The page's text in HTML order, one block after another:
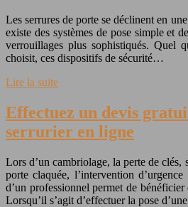
Les serrures de porte se déclinent en
existe des systèmes de pose simple et
verrouillages plus sophistiqués. Quel
choisit, ces dispositifs de sécurité…
Lire la suite
Effectuez un devis
serrurier en ligne
Lors d’un cambriolage, la perte de clés,
porte claquée, l’intervention
d’un professionnel permet de
Lorsqu’il s’agit d’effectuer la pose